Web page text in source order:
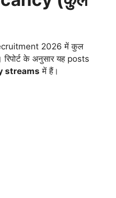
2026 में कुल
के अनुसार यह posts
streams में हैं।